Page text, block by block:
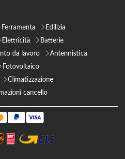
Ferramenta
Edilizia
Elettricità
Batterie
da lavoro
Antennistica
Fotovoltaico
Climatizzazione
cancello